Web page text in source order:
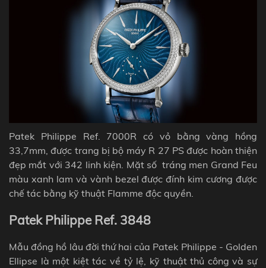
Patek Philippe Ref. 7000R có vỏ bằng vàng hồng
33,7mm, được trang bị bộ máy R 27 PS được hoàn thiện
đẹp mắt với 342 linh kiện. Mặt số tráng men Grand Feu
màu xanh lam và vành bezel được đính kim cương được
chế tác bằng kỹ thuật Flamme độc quyền.
Patek Philippe Ref. 3848
Mẫu đồng hồ lâu đời thứ hai của Patek Philippe - Golden
Ellipse là một kiệt tác về tỷ lệ, kỹ thuật thủ công và sự